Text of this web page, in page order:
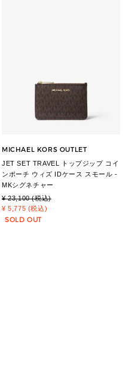
MICHAEL KORS OUTLET
JET SET TRAVEL トップジップ コイ
ンポーチ ウィズ IDケース スモール -
MKシグネチャー
¥ 23,100 (税込)
¥ 5,775 (税込)
SOLD OUT